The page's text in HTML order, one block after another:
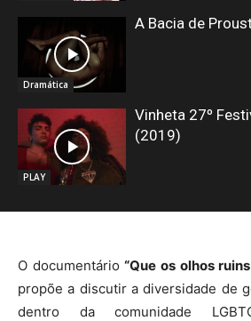
Dramática
A Bacia de
PLAY
Vinheta 27º
(2019)
O documentário“Que os olhos
propõe a discutir a diversidade de
dentro da comunidade